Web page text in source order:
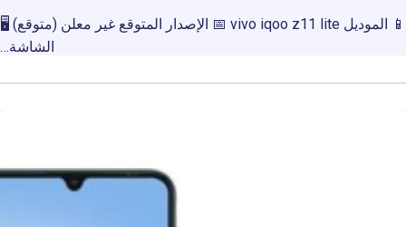
📱 الموديل vivo iqoo z11 lite 📅 الإصدار المتوقع غير معلن (متوقع) 🖥️
الشاشة…